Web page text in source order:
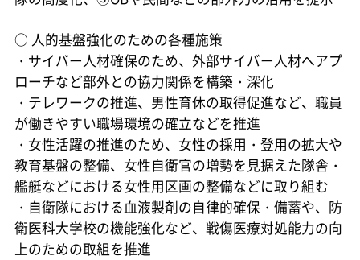
○ 人的基盤強化のための各種施策
・サイバー人材確保のため、外部サイバー人材へアプ
ローチなど部外との協力関係を構築・深化
・テレワークの推進、男性育休の取得促進など、職員
が働きやすい職場環境の確立などを推進
・女性活躍の推進のため、女性の採用・登用の拡大や
教育基盤の整備、女性自衛官の増勢を見据えた隊舎・
艦艇などにおける女性用区画の整備などに取り組む
・自衛隊における血液製剤の自律的確保・備蓄や、防
衛医科大学校の機能強化など、戦傷医療対処能力の向
上のための取組を推進